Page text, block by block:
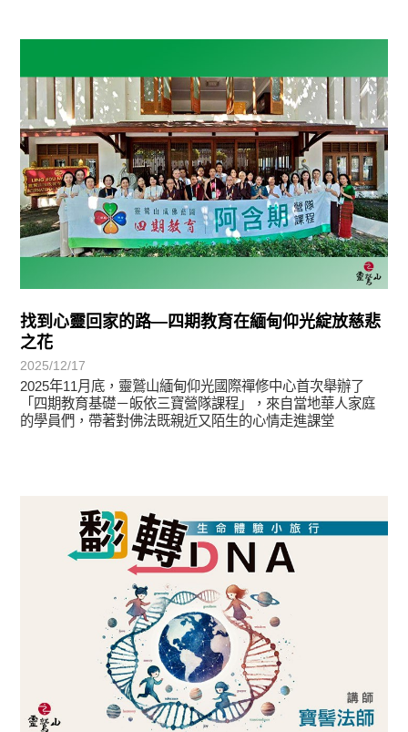
找到心靈回家的路—四期教育在緬甸仰光綻放慈悲
之花
2025/12/17
2025年11月底，靈鷲山緬甸仰光國際禪修中心首次舉辦了
「四期教育基礎－皈依三寶營隊課程」，來自當地華人家庭
的學員們，帶著對佛法既親近又陌生的心情走進課堂